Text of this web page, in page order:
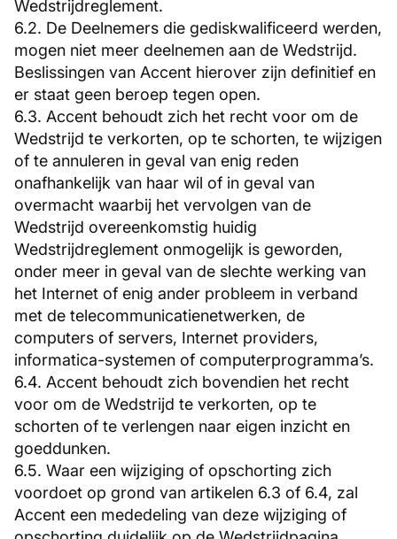
Wedstrijdreglement.
6.2. De Deelnemers die gediskwalificeerd werden,
mogen niet meer deelnemen aan de Wedstrijd.
Beslissingen van Accent hierover zijn definitief en
er staat geen beroep tegen open.
6.3. Accent behoudt zich het recht voor om de
Wedstrijd te verkorten, op te schorten, te wijzigen
of te annuleren in geval van enig reden
onafhankelijk van haar wil of in geval van
overmacht waarbij het vervolgen van de
Wedstrijd overeenkomstig huidig
Wedstrijdreglement onmogelijk is geworden,
onder meer in geval van de slechte werking van
het Internet of enig ander probleem in verband
met de telecommunicatienetwerken, de
computers of servers, Internet providers,
informatica-systemen of computerprogramma’s.
6.4. Accent behoudt zich bovendien het recht
voor om de Wedstrijd te verkorten, op te
schorten of te verlengen naar eigen inzicht en
goeddunken.
6.5. Waar een wijziging of opschorting zich
voordoet op grond van artikelen 6.3 of 6.4, zal
Accent een mededeling van deze wijziging of